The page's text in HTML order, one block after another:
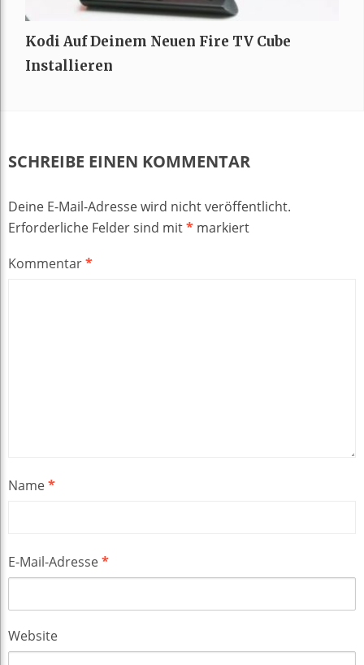
Kodi Auf Deinem Neuen Fire TV Cube
Installieren
SCHREIBE EINEN KOMMENTAR
Deine E-Mail-Adresse wird nicht veröffentlicht.
Erforderliche Felder sind mit* markiert
Kommentar*
Name*
E-Mail-Adresse*
Website